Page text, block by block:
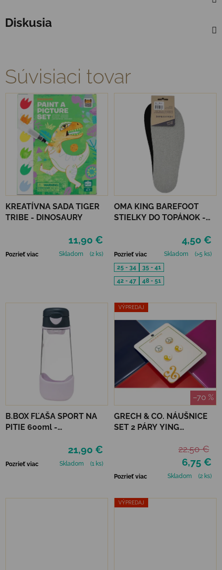
Diskusia
Súvisiaci tovar
KREATÍVNA SADA TIGER
TRIBE - DINOSAURY
11,90 €
Pozrieť viac Skladom (2 ks)
OMA KING BAREFOOT
STIELKY DO TOPÁNOK -
4,50 €
Pozrieť viac Skladom
(>5 ks)
25 - 34
35 - 41
42 - 47
48 - 51
B.BOX FĽAŠA SPORT NA
PITIE 600ml -
21,90 €
Pozrieť viac Skladom (1 ks)
VÝPREDAJ
–70 %
GRECH & CO. NÁUŠNICE
SET 2 PÁRY YING
6,75 €
22,50 €
Pozrieť viac Skladom (2 ks)
VÝPREDAJ